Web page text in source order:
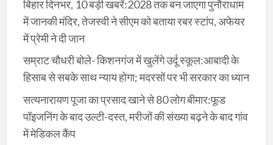
बिहार दिनभर, 10 बड़ी खबरें:2028 तक बन जाएगा पुनौराधाम
में जानकी मंदिर, तेजस्वी ने सीएम को बताया रबर स्टांप, अफेयर
में प्रेमी ने दी जान
सम्राट चौधरी बोले- किशनगंज में खुलेंगे उर्दू स्कूल:आबादी के
हिसाब से सबके साथ न्याय होगा; मदरसों पर भी सरकार का ध्यान
सत्यनारायण पूजा का प्रसाद खाने से 80 लोग बीमार:फूड
पॉइजनिंग के बाद उल्टी-दस्त, मरीजों की संख्या बढ़ने के बाद गांव
में मेडिकल कैंप